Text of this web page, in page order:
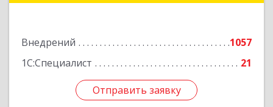
Внедрений
1057
1С:Специалист
21
Отправить заявку
Подробнее
Отправить заявку